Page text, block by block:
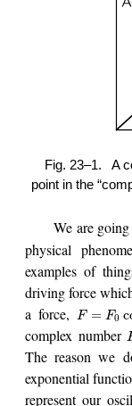
Fig. 23–1.
A
point in the
We are
physical
examples of
driving force
a force,
F = F0
complex number
The reason we
exponential
represent our